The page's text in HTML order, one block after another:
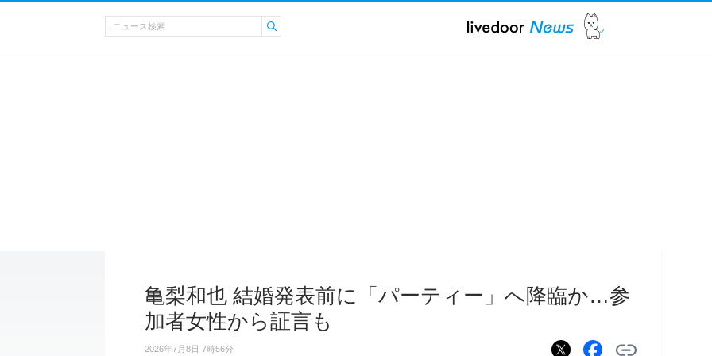
亀梨和也 結婚発表前に「パーティー」へ降臨か…参
加者女性から証言も
2026年7月8日 7時56分